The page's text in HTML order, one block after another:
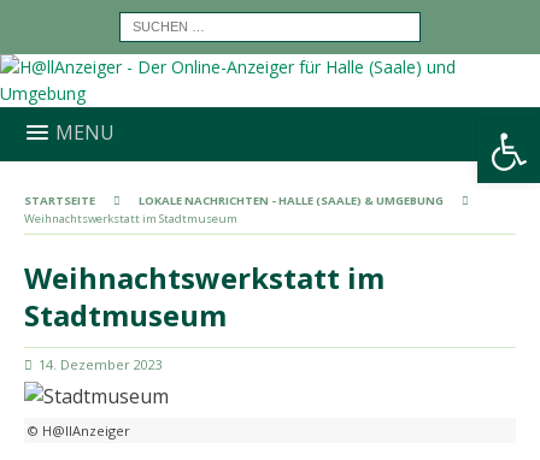
Werkzeugleiste öffnen
MENU
STARTSEITE
LOKALE NACHRICHTEN - HALLE (SAALE) & UMGEBUNG
Weihnachtswerkstatt im Stadtmuseum
Weihnachtswerkstatt im
Stadtmuseum
14. Dezember 2023
© H@llAnzeiger